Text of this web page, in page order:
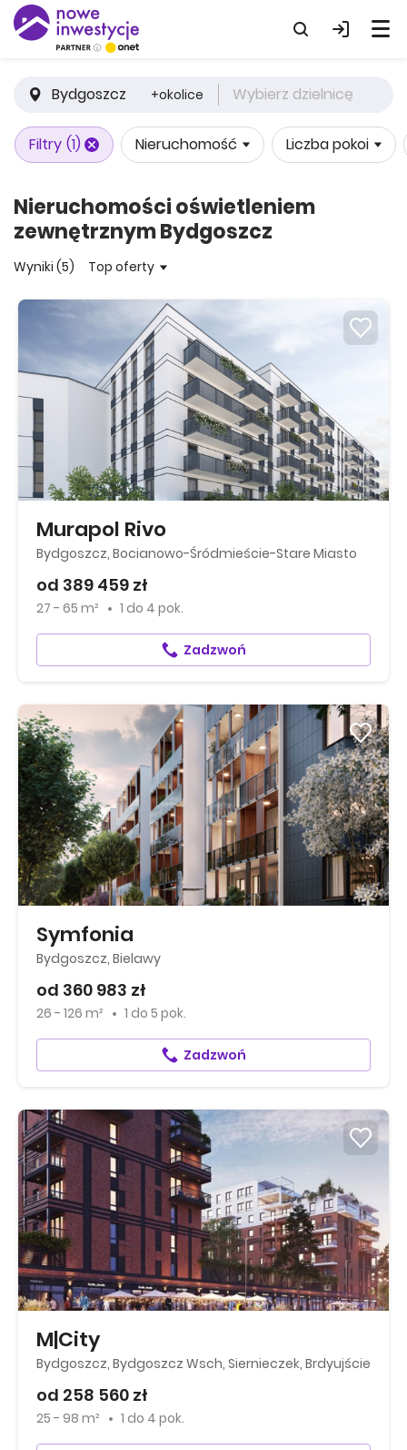
Bydgoszcz +okolice Wybierz dzielnicę
Filtry (1) Nieruchomość Liczba pokoi
Nieruchomości oświetleniem
zewnętrznym Bydgoszcz
Wyniki (5) Top oferty
Murapol Rivo
Bydgoszcz, Bocianowo-Śródmieście-Stare Miasto
od 389 459 zł
27 - 65 m² 1 do 4 pok.
Zadzwoń
Symfonia
Bydgoszcz, Bielawy
od 360 983 zł
26 - 126 m² 1 do 5 pok.
Zadzwoń
M|City
Bydgoszcz, Bydgoszcz Wsch, Siernieczek, Brdyujście
od 258 560 zł
25 - 98 m² 1 do 4 pok.